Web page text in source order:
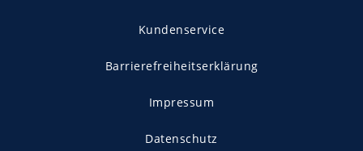
Kundenservice
Barrierefreiheitserklärung
Impressum
Datenschutz